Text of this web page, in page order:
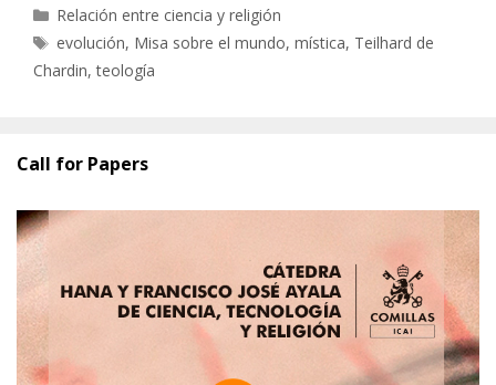
Categorías
Relación entre ciencia y religión
Etiquetas
evolución, Misa sobre el mundo,mística, Teilhard de
Chardin,teología
Call for Papers